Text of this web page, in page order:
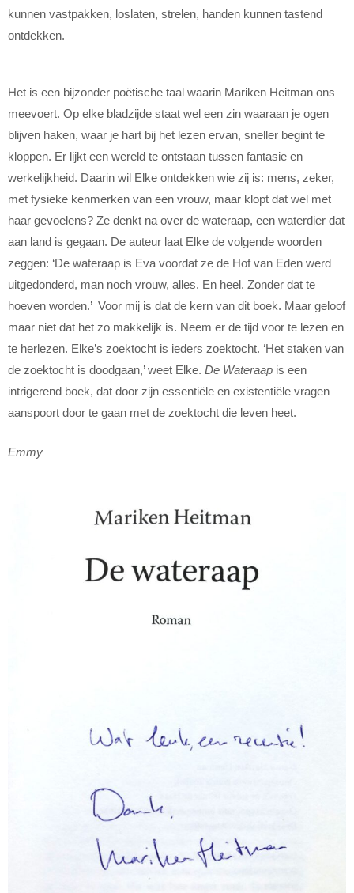
kunnen vastpakken, loslaten, strelen, handen kunnen tastend
ontdekken.
Het is een bijzonder poëtische taal waarin Mariken Heitman ons
meevoert. Op elke bladzijde staat wel een zin waaraan je ogen
blijven haken, waar je hart bij het lezen ervan, sneller begint te
kloppen. Er lijkt een wereld te ontstaan tussen fantasie en
werkelijkheid. Daarin wil Elke ontdekken wie zij is: mens, zeker,
met fysieke kenmerken van een vrouw, maar klopt dat wel met
haar gevoelens? Ze denkt na over de wateraap, een waterdier dat
aan land is gegaan. De auteur laat Elke de volgende woorden
zeggen: ‘De wateraap is Eva voordat ze de Hof van Eden werd
uitgedonderd, man noch vrouw, alles. En heel. Zonder dat te
hoeven worden.’ Voor mij is dat de kern van dit boek. Maar geloof
maar niet dat het zo makkelijk is. Neem er de tijd voor te lezen en
te herlezen. Elke’s zoektocht is ieders zoektocht. ‘Het staken van
de zoektocht is doodgaan,’ weet Elke. De Wateraap is een
intrigerend boek, dat door zijn essentiële en existentiële vragen
aanspoort door te gaan met de zoektocht die leven heet.
Emmy